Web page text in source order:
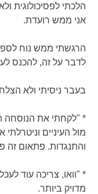
הלכתי לפסיכולוגית
אני ממש רועדת.
הרגשתי ממש נוח
לדבר על זה, להכנס
בעבר ניסיתי ולא
* "לקחתי את הנוסחה
מול העיניים
והתנגדות. פתאום זה
* "וואו, צריכה עוד
מדויק ביותר.